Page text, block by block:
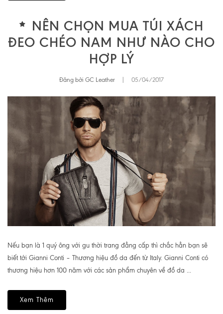
NÊN CHỌN MUA TÚI XÁCH
ĐEO CHÉO NAM NHƯ NÀO CHO
HỢP LÝ
Đăng bởi GC Leather 05/04/2017
Nếu bạn là 1 quý ông với gu thời trang đẳng cấp thì chắc hẳn bạn sẽ
biết tới Gianni Conti – Thương hiệu đồ da đến từ Italy. Gianni Conti có
thương hiệu hơn 100 năm với các sản phẩm chuyên về đồ da ...
Xem Thêm